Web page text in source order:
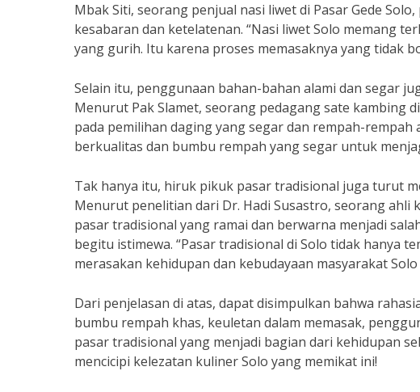
Mbak Siti, seorang penjual nasi liwet di Pasar Gede
kesabaran dan ketelatenan. “Nasi liwet Solo memang
yang gurih. Itu karena proses memasaknya yang tidak
Selain itu, penggunaan bahan-bahan alami dan segar
Menurut Pak Slamet, seorang pedagang sate kambing
pada pemilihan daging yang segar dan rempah-rempah
berkualitas dan bumbu rempah yang segar untuk
Tak hanya itu, hiruk pikuk pasar tradisional juga turut
Menurut penelitian dari Dr. Hadi Susastro, seorang
pasar tradisional yang ramai dan berwarna menjadi
begitu istimewa. “Pasar tradisional di Solo tidak hanya
merasakan kehidupan dan kebudayaan masyarakat
Dari penjelasan di atas, dapat disimpulkan bahwa
bumbu rempah khas, keuletan dalam memasak,
pasar tradisional yang menjadi bagian dari kehidupan
mencicipi kelezatan kuliner Solo yang memikat ini!